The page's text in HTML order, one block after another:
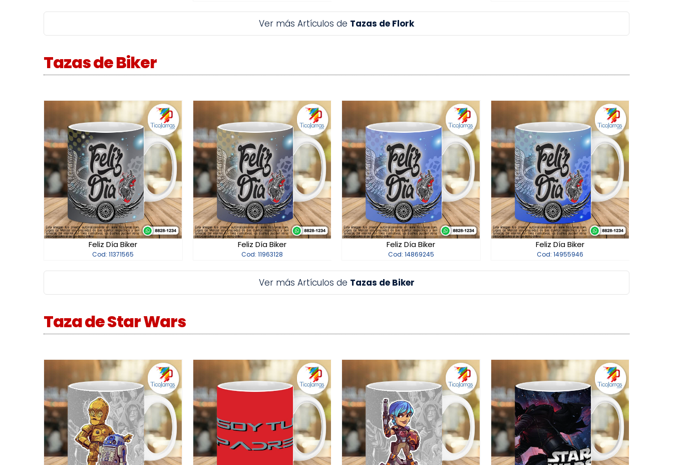
Ver más Artículos de Tazas de Flork
Tazas de Biker
Feliz Día Biker
Cod: 11371565
Feliz Día Biker
Cod: 11963128
Feliz Día Biker
Cod: 14869245
Feliz Día Biker
Cod: 14955946
Ver más Artículos de Tazas de Biker
Taza de Star Wars